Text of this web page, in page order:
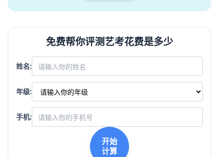
免费帮你评测艺考花费是多少
姓名:
年级:
手机:
开始
计算